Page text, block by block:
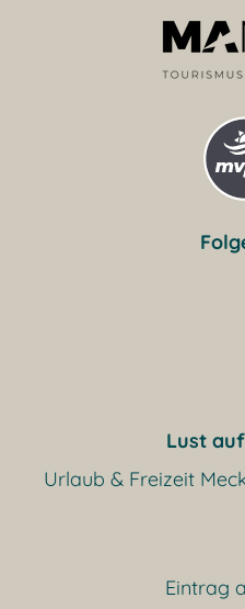
Lust
Urlaub & Freizeit
Eintrag